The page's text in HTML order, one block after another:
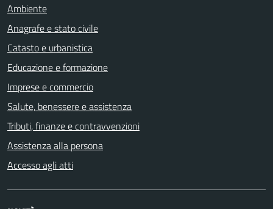
Ambiente
Anagrafe e stato civile
Catasto e urbanistica
Educazione e formazione
Imprese e commercio
Salute, benessere e assistenza
Tributi, finanze e contravvenzioni
Assistenza alla persona
Accesso agli atti